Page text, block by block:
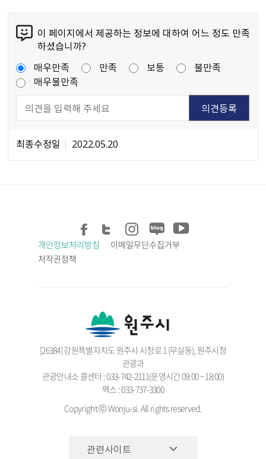
이 페이지에서 제공하는 정보에 대하여 어느 정도 만족
하셨습니까?
매우만족
만족 보통
불만족
매우불만족
최종수정일 2022.05.20
개인정보처리방침
이메일무단수집거부
저작권정책
[26384] 강원특별자치도 원주시 시청로 1 (무실동), 원주시청
관광과
관광안내소 콜센터 : 033-742-2111(운영시간 09:00 ~ 18:00)
팩스 : 033-737-3300
Copyright ⓒ Wonju-si. All rights reserved.
관련사이트